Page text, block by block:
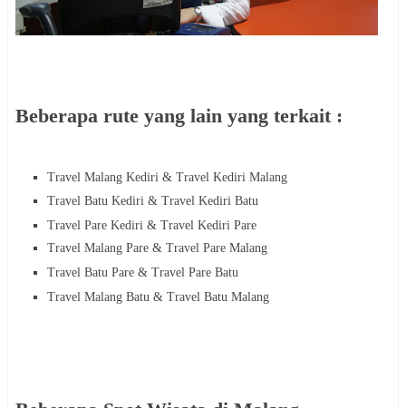
Beberapa rute yang lain yang terkait :
Travel Malang Kediri & Travel Kediri Malang
Travel Batu Kediri & Travel Kediri Batu
Travel Pare Kediri & Travel Kediri Pare
Travel Malang Pare & Travel Pare Malang
Travel Batu Pare & Travel Pare Batu
Travel Malang Batu & Travel Batu Malang